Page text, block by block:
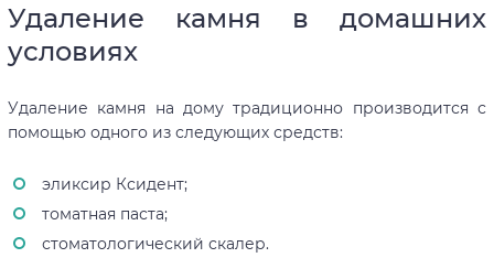
Удаление камня в домашних
условиях
Удаление камня на дому традиционно производится с
помощью одного из следующих средств:
эликсир Ксидент;
томатная паста;
стоматологический скалер.